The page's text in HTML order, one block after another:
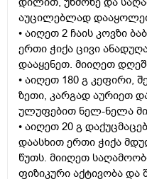
აუცილებლად
• აიღეთ 2 ჩაის კოვზი
ერთი ჭიქა ცივი
დააყენეთ. მიიღეთ
• აიღეთ 180 გ კეფირი,
ზეთი, კარგად აურიეთ
ულუფებით ნელ-ნელა
• აიღეთ 20 გ
დაასხით ერთი ჭიქა
წუთს. მიიღეთ
ფიზიკური აქტივობა და